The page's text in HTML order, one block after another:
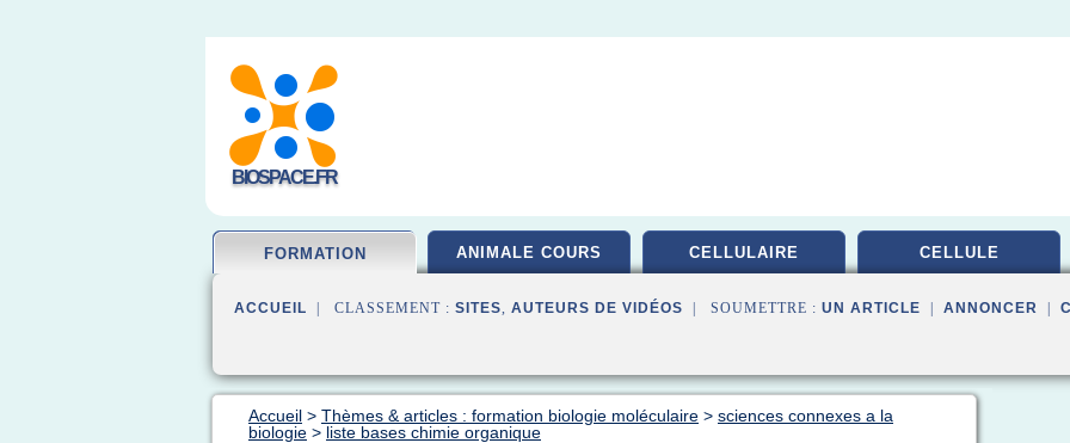
BIOSPACE.FR
FORMATION ANIMALE COURS CELLULAIRE CELLULE
ACCUEIL | CLASSEMENT : SITES, AUTEURS DE VIDÉOS | SOUMETTRE : UN ARTICLE ANNONCER
Accueil > Thèmes & articles : formation biologie moléculaire > sciences connexes a la
biologie > liste bases chimie organique